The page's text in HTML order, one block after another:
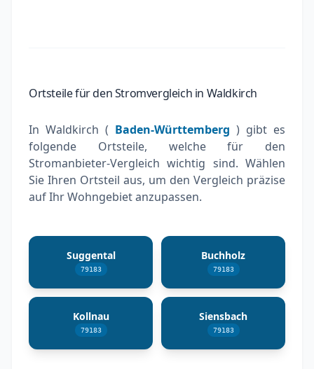
Ortsteile für den Stromvergleich in Waldkirch
In Waldkirch ( Baden-Württemberg ) gibt es
folgende Ortsteile, welche für den
Stromanbieter-Vergleich wichtig sind. Wählen
Sie Ihren Ortsteil aus, um den Vergleich präzise
auf Ihr Wohngebiet anzupassen.
Suggental
79183
Buchholz
79183
Kollnau
79183
Siensbach
79183